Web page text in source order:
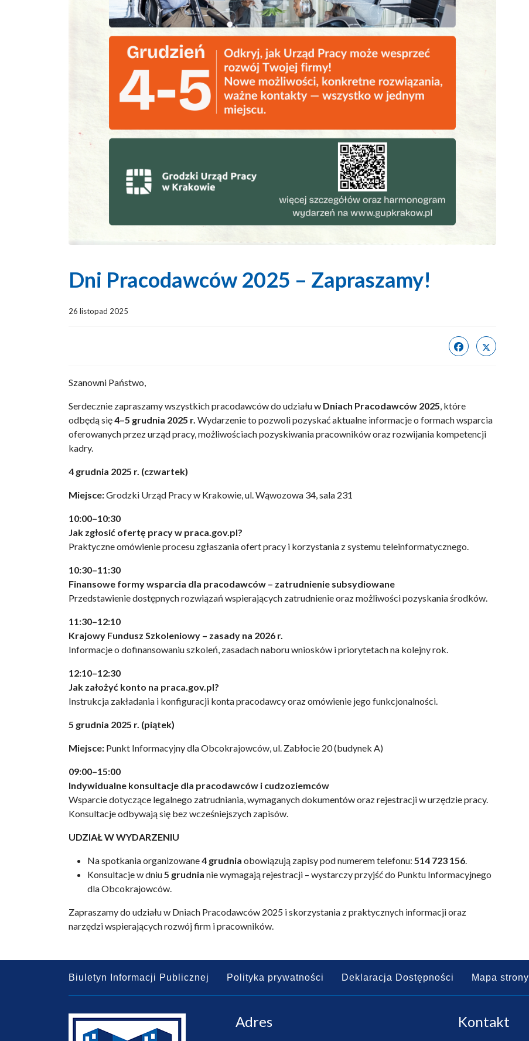
Dni Pracodawców 2025 – Zapraszamy!
26 listopad 2025
Szanowni Państwo,
Serdecznie zapraszamy wszystkich pracodawców do udziału w Dniach Pracodawców 2025, które
odbędą się4–5 grudnia 2025 r. Wydarzenie to pozwoli pozyskać aktualne informacje o formach wsparcia
oferowanych przez urząd pracy, możliwościach pozyskiwania pracowników oraz rozwijania kompetencji
kadry.
4 grudnia 2025 r. (czwartek)
Miejsce:Grodzki Urząd Pracy w Krakowie, ul. Wąwozowa 34, sala 231
10:00–10:30
Jak zgłosić ofertę pracy w praca.gov.pl?
Praktyczne omówienie procesu zgłaszania ofert pracy i korzystania z systemu teleinformatycznego.
10:30–11:30
Finansowe formy wsparcia dla pracodawców – zatrudnienie subsydiowane
Przedstawienie dostępnych rozwiązań wspierających zatrudnienie oraz możliwości pozyskania środków.
11:30–12:10
Krajowy Fundusz Szkoleniowy – zasady na 2026 r.
Informacje o dofinansowaniu szkoleń, zasadach naboru wniosków i priorytetach na kolejny rok.
12:10–12:30
Jak założyć konto na praca.gov.pl?
Instrukcja zakładania i konfiguracji konta pracodawcy oraz omówienie jego funkcjonalności.
5 grudnia 2025 r. (piątek)
Miejsce: Punkt Informacyjny dla Obcokrajowców, ul. Zabłocie 20 (budynek A)
09:00–15:00
Indywidualne konsultacje dla pracodawców i cudzoziemców
Wsparcie dotyczące legalnego zatrudniania, wymaganych dokumentów oraz rejestracji w urzędzie pracy.
Konsultacje odbywają się bez wcześniejszych zapisów.
UDZIAŁ W WYDARZENIU
Na spotkania organizowane4 grudnia obowiązują zapisy pod numerem telefonu: 514 723 156.
Konsultacje w dniu5 grudnia nie wymagają rejestracji – wystarczy przyjść do Punktu Informacyjnego
dla Obcokrajowców.
Zapraszamy do udziału w Dniach Pracodawców 2025 i skorzystania z praktycznych informacji oraz
narzędzi wspierających rozwój firm i pracowników.
Biuletyn Informacji Publicznej Polityka prywatności Deklaracja Dostępności Mapa strony
Adres Kontakt